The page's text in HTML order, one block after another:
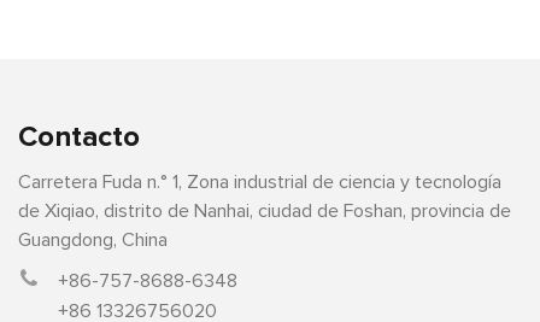
Contacto
Carretera Fuda n.° 1, Zona industrial de ciencia y tecnología
de Xiqiao, distrito de Nanhai, ciudad de Foshan, provincia de
Guangdong, China
+86-757-8688-6348
+86 13326756020